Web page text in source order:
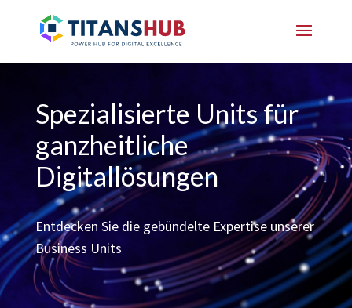
Spezialisierte Units für
ganzheitliche
Digitallösungen
Entdecken Sie die gebündelte Expertise unserer
Business Units